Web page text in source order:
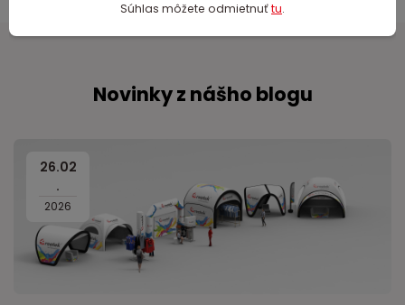
Novinky z nášho blogu
26.02
.
2026
Súhlas môžete odmietnuťtu.